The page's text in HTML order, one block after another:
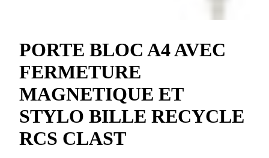
PORTE BLOC A4 AVEC
FERMETURE
MAGNETIQUE ET
STYLO BILLE RECYCLE
RCS CLAST